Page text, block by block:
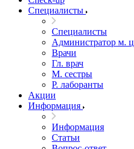
Специалисты
Специалисты
Администратор м.
Врачи
Гл. врач
М. сестры
Р. лаборанты
Акции
Информация
Информация
Статьи